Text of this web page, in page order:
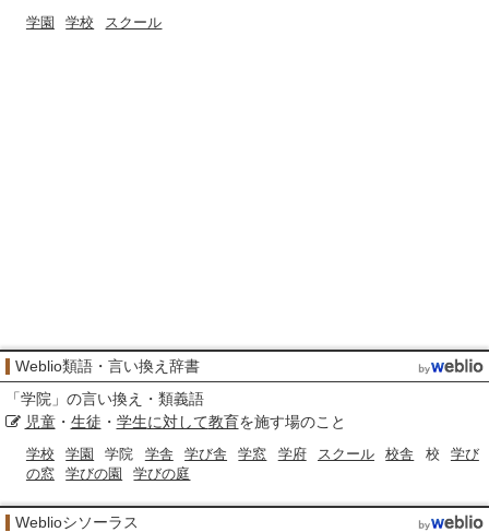
学園 学校 スクール
Weblio類語・言い換え辞書
「学院 」の言い換え・類義語
児童・ 生徒 ・ 学生に対して教育を施す場のこと
学校 学園 学院 学舎 学び舎 学窓 学府 スクール 校舎 校
学び
の窓
学びの園 学びの庭
Weblioシソーラス